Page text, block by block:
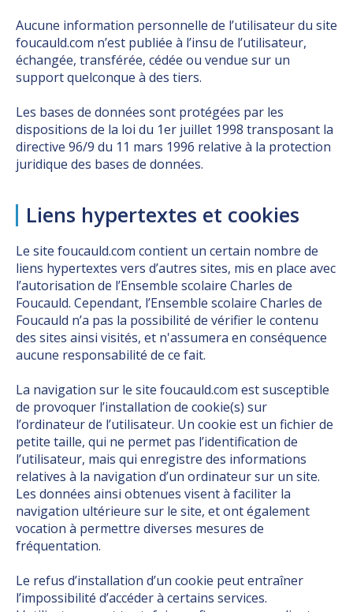
Aucune information personnelle de l’utilisateur du site
foucauld.com n’est publiée à l’insu de l’utilisateur,
échangée, transférée, cédée ou vendue sur un
support quelconque à des tiers.
Les bases de données sont protégées par les
dispositions de la loi du 1er juillet 1998 transposant la
directive 96/9 du 11 mars 1996 relative à la protection
juridique des bases de données.
Liens hypertextes et cookies
Le site foucauld.com contient un certain nombre de
liens hypertextes vers d’autres sites, mis en place avec
l’autorisation de l’Ensemble scolaire Charles de
Foucauld. Cependant, l’Ensemble scolaire Charles de
Foucauld n’a pas la possibilité de vérifier le contenu
des sites ainsi visités, et n'assumera en conséquence
aucune responsabilité de ce fait.
La navigation sur le site foucauld.com est susceptible
de provoquer l’installation de cookie(s) sur
l’ordinateur de l’utilisateur. Un cookie est un fichier de
petite taille, qui ne permet pas l’identification de
l’utilisateur, mais qui enregistre des informations
relatives à la navigation d’un ordinateur sur un site.
Les données ainsi obtenues visent à faciliter la
navigation ultérieure sur le site, et ont également
vocation à permettre diverses mesures de
fréquentation.
Le refus d’installation d’un cookie peut entraîner
l’impossibilité d’accéder à certains services.